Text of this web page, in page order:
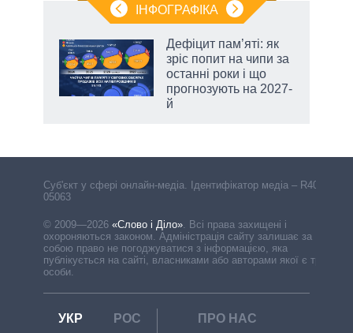
ІНФОГРАФІКА
Дефіцит пам’яті: як
зріс попит на чипи за
останні роки і що
прогнозують на 2027-
й
Cуб'єкт у сфері онлайн-медіа. Ідентифікатор медіа – R40-
05063
© 2009—2026 «Слово і Діло» Всі права захищені і
охороняються законом. Адміністрація сайту залишає за
собою право не погоджуватися з інформацією, яка
публікується на сайті, власниками або авторами якої є треті
особи.
УКР РОС
ПРО НАС